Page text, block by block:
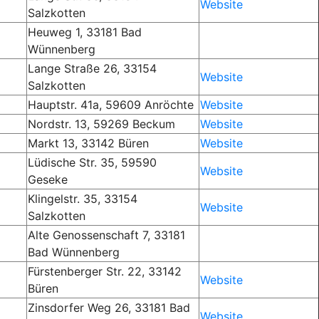
Salzkotten
Website
Heuweg 1, 33181 Bad
Wünnenberg
Lange Straße 26, 33154
Salzkotten
Website
Hauptstr. 41a, 59609 Anröchte Website
Nordstr. 13, 59269 Beckum
Website
Markt 13, 33142 Büren
Website
Lüdische Str. 35, 59590
Geseke
Website
Klingelstr. 35, 33154
Salzkotten
Website
Alte Genossenschaft 7, 33181
Bad Wünnenberg
Fürstenberger Str. 22, 33142
Büren
Website
Zinsdorfer Weg 26, 33181 Bad
Website